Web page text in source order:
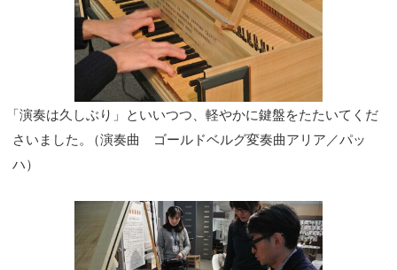
「演奏は久しぶり」といいつつ、軽やかに鍵盤をたたいてくだ
さいました。
（演奏曲 ゴールドベルグ変奏曲アリア／パッ
ハ）